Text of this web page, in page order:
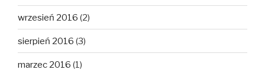
wrzesień 2016 (2)
sierpień 2016 (3)
marzec 2016 (1)